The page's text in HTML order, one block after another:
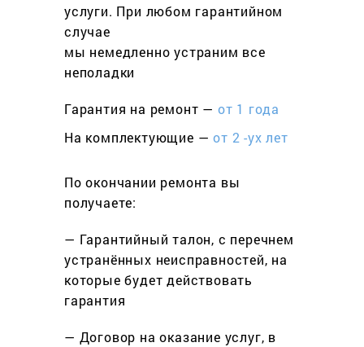
услуги. При любом гарантийном
cлучае
мы немедленно устраним все
неполадки
Гарантия на ремонт — от 1 года
На комплектующие —от 2 -ух лет
По окончании ремонта вы
получаете:
— Гарантийный талон, с перечнем
устранённых неисправностей, на
которые будет действовать
гарантия
— Договор на оказание услуг, в